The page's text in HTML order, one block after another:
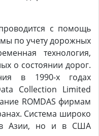
с помощь
по учету дорожных
технология,
о состоянии дорог.
в 1990-х годах
Collection Limited
ROMDAS фирмам
Система широко
в Азии, но и в США